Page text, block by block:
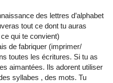
des lettres d’alphabet
tout ce dont tu auras
qui te convient)
de fabriquer (imprimer/
toutes les écritures. Si tu as
aimantées. Ils adorent utiliser
syllabes , des mots. Tu